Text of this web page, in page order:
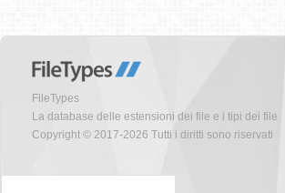
FileTypes
La database delle estensioni dei file e i tipi dei file
Copyright © 2017-2026 Tutti i diritti sono riservati